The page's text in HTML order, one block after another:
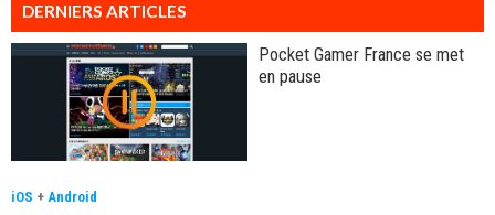
DERNIERS ARTICLES
Pocket Gamer France se met
en pause
iOS + Android